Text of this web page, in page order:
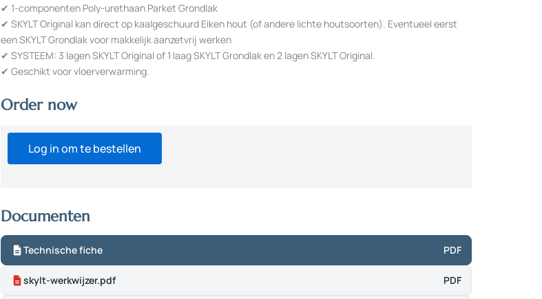
✔ 1-componenten Poly-urethaan Parket Grondlak
✔ SKYLT Original kan direct op kaalgeschuurd Eiken hout (of andere lichte houtsoorten). Eventueel eerst
een SKYLT Grondlak voor makkelijk aanzetvrij werken
✔ SYSTEEM: 3 lagen SKYLT Original of 1 laag SKYLT Grondlak en 2 lagen SKYLT Original.
✔ Geschikt voor vloerverwarming.
Order now
Log in om te bestellen
Documenten
Technische fiche PDF
skylt-werkwijzer.pdf PDF